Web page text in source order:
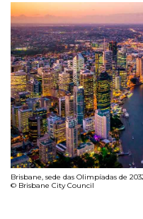
Brisbane, sede das Olimpíadas de
© Brisbane City Council